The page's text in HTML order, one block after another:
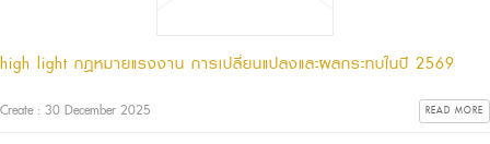
high light กฎหมายแรงงาน การเปลี่ยนแปลงและผลกระทบในปี 2569
Create : 30 December 2025 READ MORE